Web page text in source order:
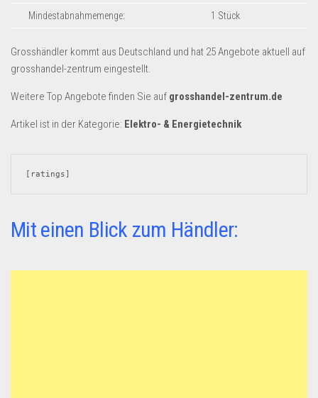
Sonderposten-Angebote
Dropshipping-Produkte
Grosshandel
Amazon
Anmelden
Mindestabnahmemenge: 1 Stück
Grosshändler kommt aus Deutschland und hat 25 Angebote aktuell auf
grosshandel-zentrum eingestellt.
Weitere Top Angebote finden Sie auf grosshandel-zentrum.de
Artikel ist in der Kategorie: Elektro- & Energietechnik
[ratings]
Mit einen Blick zum Händler: